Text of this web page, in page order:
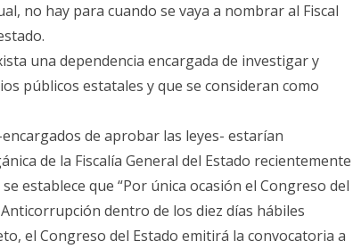
no hay para cuando se vaya a nombrar al Fiscal
una dependencia encargada de investigar y
públicos estatales y que se consideran como
de aprobar las leyes- estarían
de la Fiscalía General del Estado recientemente
establece que “Por única ocasión el Congreso del
dentro de los diez días hábiles
el Congreso del Estado emitirá la convocatoria a